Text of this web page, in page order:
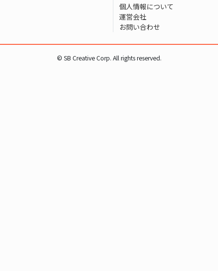
個人情報について
運営会社
お問い合わせ
© SB Creative Corp. All rights reserved.